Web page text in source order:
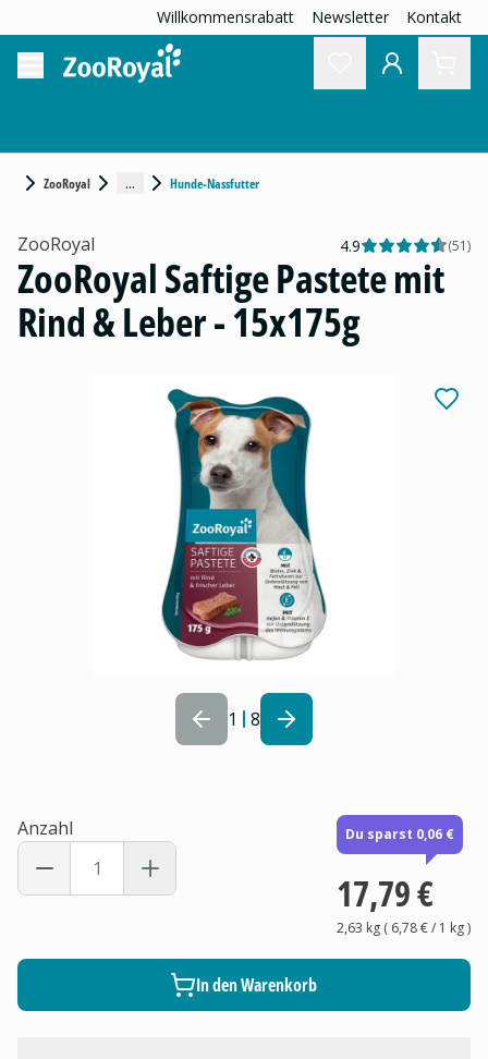
Willkommensrabatt Newsletter Kontakt
ZooRoyal ... Hunde-Nassfutter
1 8
ZooRoyal 4.9 (51)
ZooRoyal Saftige Pastete mit
Rind & Leber - 15x175g
Anzahl Du sparst 0,06 €
17,79 €
2,63 kg( 6,78 €/ 1 kg)
In den Warenkorb